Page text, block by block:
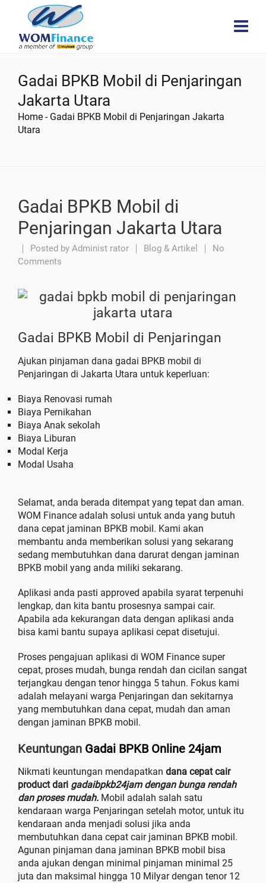
Gadai BPKB Mobil di Penjaringan
Jakarta Utara
Home - Gadai BPKB Mobil di Penjaringan Jakarta
Utara
Gadai BPKB Mobil di
Penjaringan Jakarta Utara
Posted by Administ rator Blog & Artikel
No
Comments
Gadai BPKB Mobil di Penjaringan
Ajukan pinjaman dana gadai BPKB mobil di
Penjaringan di Jakarta Utara untuk keperluan:
Biaya Renovasi rumah
Biaya Pernikahan
Biaya Anak sekolah
Biaya Liburan
Modal Kerja
Modal Usaha
Selamat, anda berada ditempat yang tepat dan aman.
WOM Finance adalah solusi untuk anda yang butuh
dana cepat jaminan BPKB mobil. Kami akan
membantu anda memberikan solusi yang sekarang
sedang membutuhkan dana darurat dengan jaminan
BPKB mobil yang anda miliki sekarang.
Aplikasi anda pasti approved apabila syarat terpenuhi
lengkap, dan kita bantu prosesnya sampai cair.
Apabila ada kekurangan data dengan aplikasi anda
bisa kami bantu supaya aplikasi cepat disetujui.
Proses pengajuan aplikasi di WOM Finance super
cepat, proses mudah, bunga rendah dan cicilan sangat
terjangkau dengan tenor hingga 5 tahun. Fokus kami
adalah melayani warga Penjaringan dan sekitarnya
yang membutuhkan dana cepat, mudah dan aman
dengan jaminan BPKB mobil.
Keuntungan Gadai BPKB Online 24jam
Nikmati keuntungan mendapatkan dana cepat cair
product dari gadaibpkb24jam dengan bunga rendah
dan proses mudah. Mobil adalah salah satu
kendaraan warga Penjaringan setelah motor, untuk itu
kendaraan anda menjadi solusi jika anda
membutuhkan dana cepat cair jaminan BPKB mobil.
Agunan pinjaman dana jaminan BPKB mobil bisa
anda ajukan dengan minimal pinjaman minimal 25
juta dan maksimal hingga 10 Milyar dengan tenor 12